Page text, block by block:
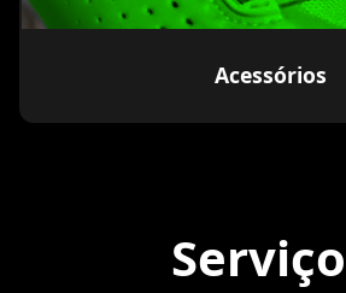
Acessórios